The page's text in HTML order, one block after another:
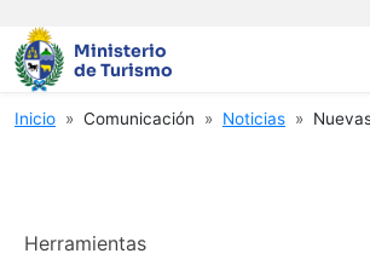
Ministerio
de Turismo
Ruta
Inicio Comunicación Noticias
Herramientas